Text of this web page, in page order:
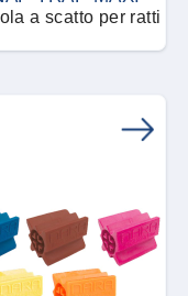
a scatto per ratti